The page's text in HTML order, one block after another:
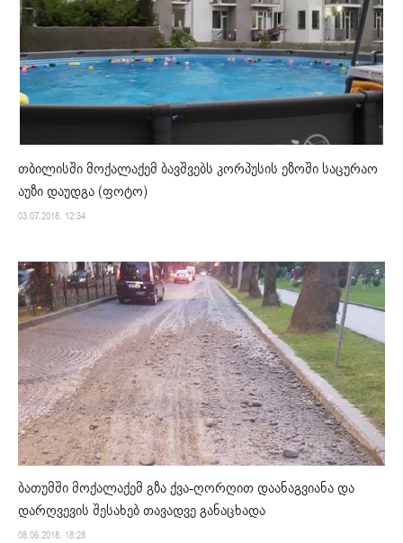
თბილისში მოქალაქემ ბავშვებს კორპუსის ეზოში საცურაო
აუზი დაუდგა (ფოტო)
03.07.2018. 12:34
ბათუმში მოქალაქემ გზა ქვა-ღორღით დაანაგვიანა და
დარღვევის შესახებ თავადვე განაცხადა
08.06.2018. 18:28